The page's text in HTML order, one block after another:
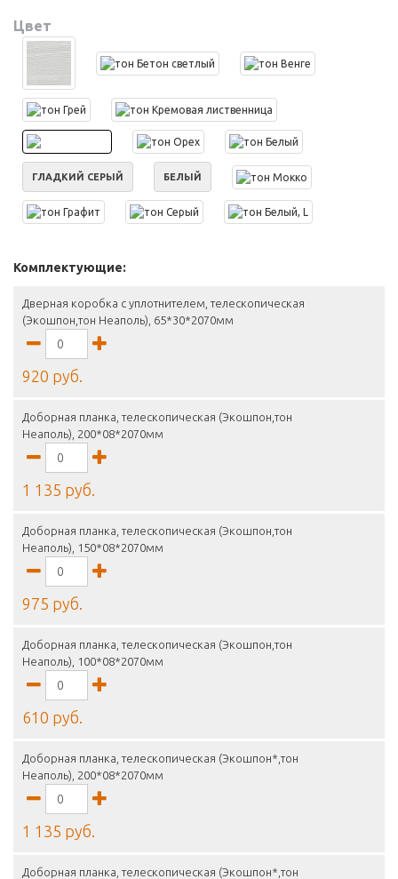
Цвет
ГЛАДКИЙ СЕРЫЙ БЕЛЫЙ
Комплектующие:
Дверная коробка с уплотнителем, телескопическая
(Экошпон,тон Неаполь), 65*30*2070мм
920 руб.
Доборная планка, телескопическая (Экошпон,тон
Неаполь), 200*08*2070мм
1 135 руб.
Доборная планка, телескопическая (Экошпон,тон
Неаполь), 150*08*2070мм
975 руб.
Доборная планка, телескопическая (Экошпон,тон
Неаполь), 100*08*2070мм
610 руб.
Доборная планка, телескопическая (Экошпон*,тон
Неаполь), 200*08*2070мм
1 135 руб.
Доборная планка, телескопическая (Экошпон*,тон